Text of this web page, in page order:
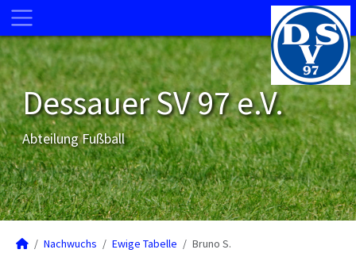
Dessauer SV 97 e.V.
Abteilung Fußball
Nachwuchs Ewige Tabelle Bruno S.